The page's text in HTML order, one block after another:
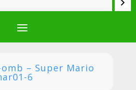
– Super Mario
6